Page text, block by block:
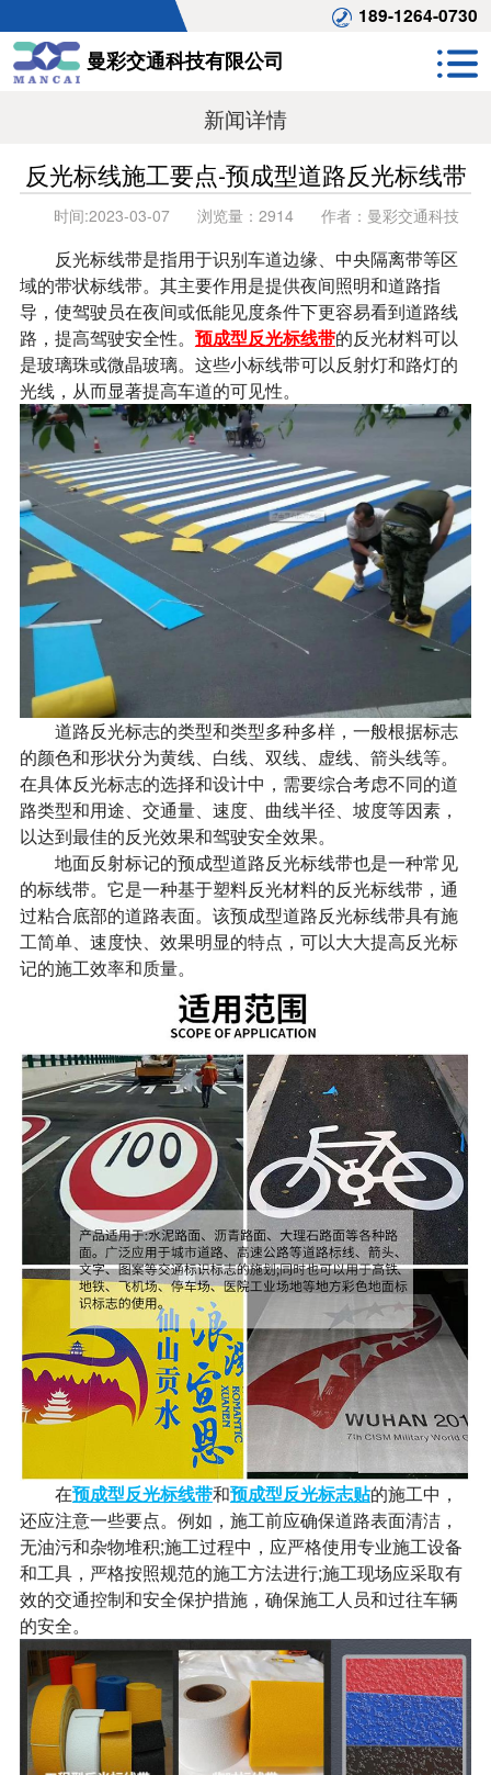
189-1264-0730
曼彩交通科技有限公司
新闻详情
反光标线施工要点-预成型道路反光标线带
时间:2023-03-07 浏览量： 2914 作者： 曼彩交通科技
反光标线带是指用于识别车道边缘、中央隔离带等区
域的带状标线带。其主要作用是提供夜间照明和道路指
导，使驾驶员在夜间或低能见度条件下更容易看到道路线
路，提高驾驶安全性。 预成型反光标线带的反光材料可以
是玻璃珠或微晶玻璃。这些小标线带可以反射灯和路灯的
光线，从而显著提高车道的可见性。
道路反光标志的类型和类型多种多样，一般根据标志
的颜色和形状分为黄线、白线、双线、虚线、箭头线等。
在具体反光标志的选择和设计中，需要综合考虑不同的道
路类型和用途、交通量、速度、曲线半径、坡度等因素，
以达到最佳的反光效果和驾驶安全效果。
地面反射标记的预成型道路反光标线带也是一种常见
的标线带。它是一种基于塑料反光材料的反光标线带，通
过粘合底部的道路表面。该预成型道路反光标线带具有施
工简单、速度快、效果明显的特点，可以大大提高反光标
记的施工效率和质量。
在预成型反光标线带和预成型反光标志贴的施工中，
还应注意一些要点。例如，施工前应确保道路表面清洁，
无油污和杂物堆积;施工过程中，应严格使用专业施工设备
和工具，严格按照规范的施工方法进行;施工现场应采取有
效的交通控制和安全保护措施，确保施工人员和过往车辆
的安全。